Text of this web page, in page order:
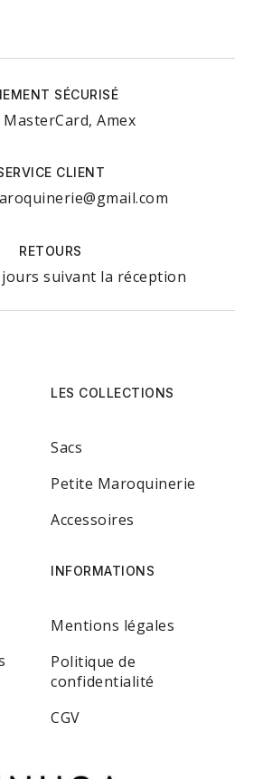
SÉCURISÉ
MasterCard, Amex
CLIENT
RETOURS
jours suivant la réception
LES COLLECTIONS
Sacs
Petite Maroquinerie
Accessoires
INFORMATIONS
Mentions légales
Politique de
confidentialité
CGV